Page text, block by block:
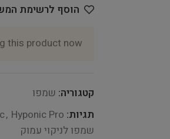
הוסף לרשימת
this product now!
קטגוריה: שמפו
תגיות:
, Hyponic Pro
שמפו לניקוי עמוק